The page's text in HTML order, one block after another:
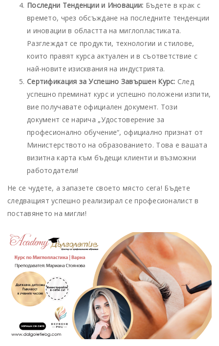
Последни Тенденции и Иновации: Бъдете в крак с
времето, чрез обсъждане на последните тенденции
и иновации в областта на миглопластиката.
Разглеждат се продукти, технологии и стилове,
които правят курса актуален и в съответствие с
най-новите изисквания на индустрията.
Сертификация за Успешно Завършен Курс: След
успешно преминат курс и успешно положени изпити,
вие получавате официален документ. Този
документ се нарича „Удостоверение за
професионално обучение“, официално признат от
Министерството на образованието. Това е вашата
визитна карта към бъдещи клиенти и възможни
работодатели!
Не се чудете, а запазете своето място сега! Бъдете
следващият успешно реализирал се професионалист в
поставянето на мигли!